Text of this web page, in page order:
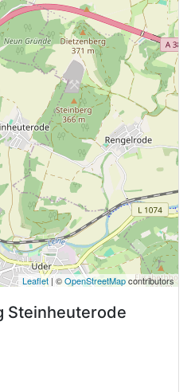
Leaflet| ©OpenStreetMapcontributors
Steinheuterode